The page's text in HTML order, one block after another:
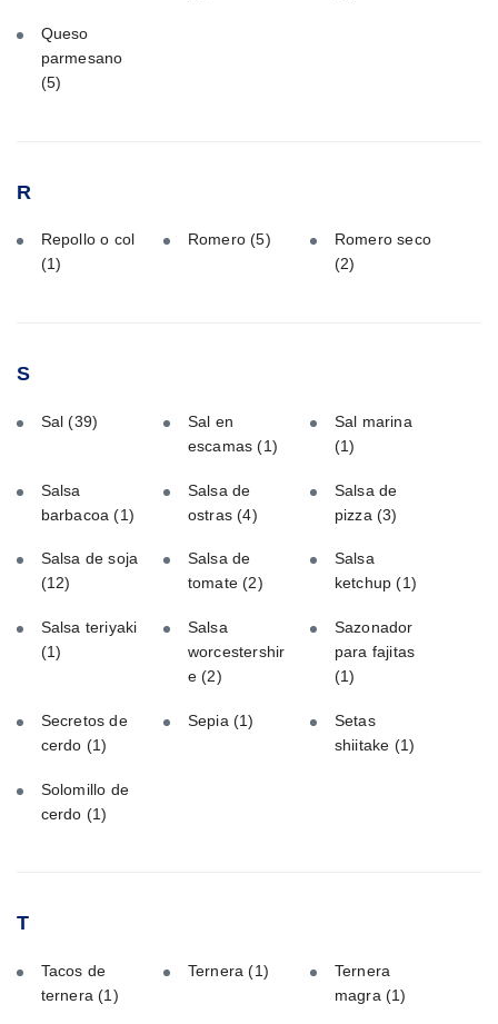
Queso
parmesano
(5)
R
Repollo o col
(1)
Romero(5)
Romero seco
(2)
S
Sal(39)
Sal en
escamas(1)
Sal marina
(1)
Salsa
barbacoa(1)
Salsa de
ostras(4)
Salsa de
pizza(3)
Salsa de soja
(12)
Salsa de
tomate(2)
Salsa
ketchup(1)
Salsa teriyaki
(1)
Salsa
worcestershir
e(2)
Sazonador
para fajitas
(1)
Secretos de
cerdo (1)
Sepia (1)
Setas
shiitake (1)
Solomillo de
cerdo (1)
T
Tacos de
ternera(1)
Ternera(1)
Ternera
magra(1)